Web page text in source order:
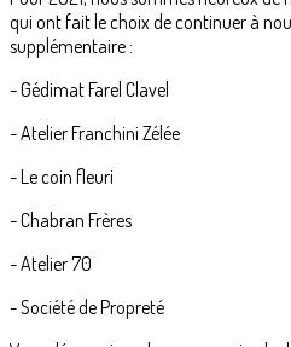
qui ont fait le choix de continuer à
supplémentaire :
- Gédimat Farel Clavel
- Atelier Franchini Zélée
- Le coin fleuri
- Chabran Frères
- Atelier 70
- Société de Propreté